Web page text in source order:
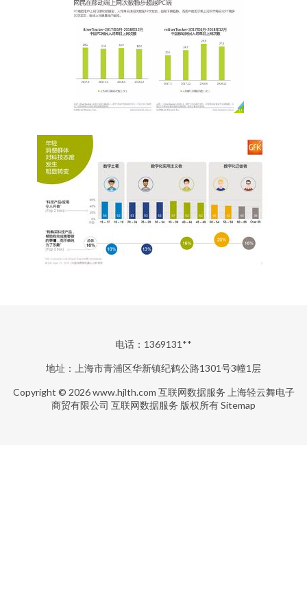
电话：1369131**
地址：上海市青浦区华新镇纪鹤公路1301号3幢1层
Copyright © 2026www.hjlth.com 互联网数据服务 上海轻云舞电子
商贸有限公司 互联网数据服务 版权所有Sitemap